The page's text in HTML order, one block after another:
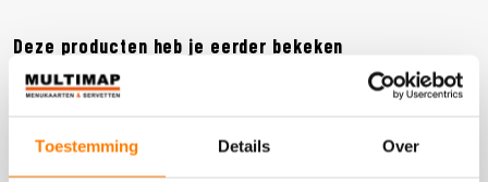
Toestemming Details Over
Deze producten heb je eerder bekeken
DOOS 600 STUKS